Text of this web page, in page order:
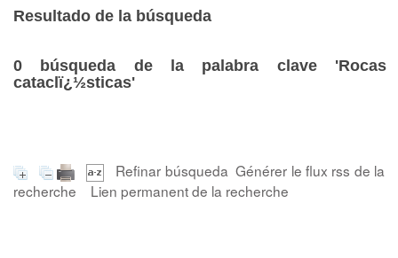
Resultado de la búsqueda
0 búsqueda de la palabra clave 'Rocas
cataclï¿½sticas'
Refinar búsqueda Générer le flux rss de la
recherche
Lien permanent de la recherche